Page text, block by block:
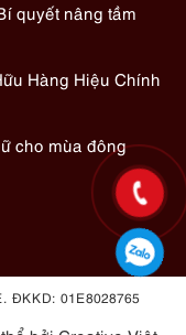
quyết nâng tầm
Hàng Hiệu Chính
cho mùa đông
ĐKKD: 01E8028765